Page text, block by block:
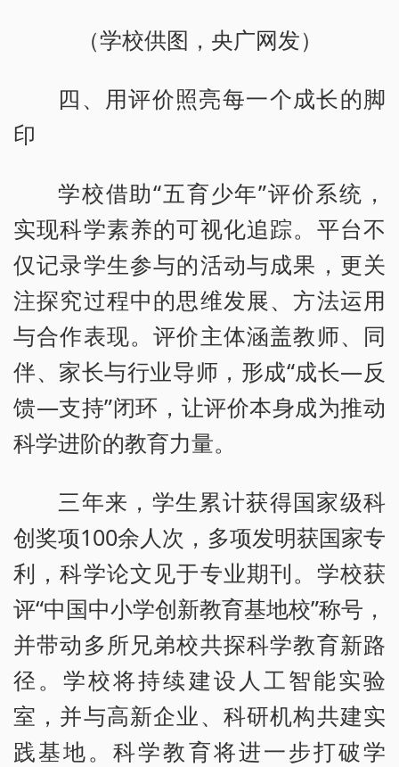
（学校供图，央广网发）
四、用评价照亮每一个成长的脚
印
学校借助“五育少年”评价系统，
实现科学素养的可视化追踪。平台不
仅记录学生参与的活动与成果，更关
注探究过程中的思维发展、方法运用
与合作表现。评价主体涵盖教师、同
伴、家长与行业导师，形成“成长—反
馈—支持”闭环，让评价本身成为推动
科学进阶的教育力量。
三年来，学生累计获得国家级科
创奖项100余人次，多项发明获国家专
利，科学论文见于专业期刊。学校获
评“中国中小学创新教育基地校”称号，
并带动多所兄弟校共探科学教育新路
径。学校将持续建设人工智能实验
室，并与高新企业、科研机构共建实
践基地。科学教育将进一步打破学